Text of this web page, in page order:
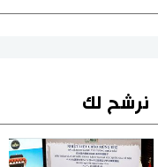
نرشح لك